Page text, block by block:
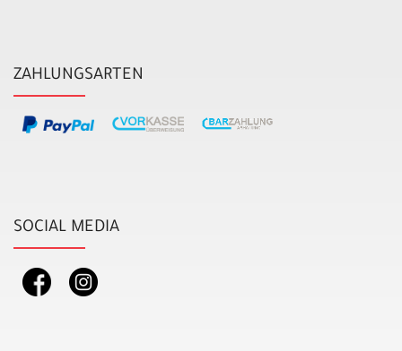
ZAHLUNGSARTEN
SOCIAL MEDIA